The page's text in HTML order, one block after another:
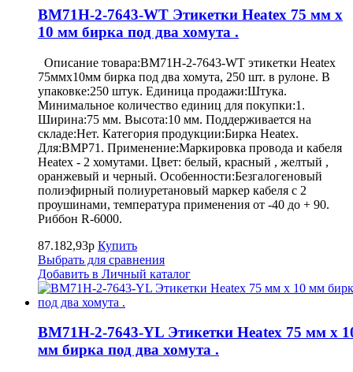
BM71H-2-7643-WT Этикетки Heatex 75 мм x
10 мм бирка под два хомута .
Описание товара:BM71H-2-7643-WT этикетки Heatex
75ммx10мм бирка под два хомута, 250 шт. в рулоне. В
упаковке:250 штук. Единица продажи:Штука.
Минимальное количество единиц для покупки:1.
Ширина:75 мм. Высота:10 мм. Поддерживается на
складе:Нет. Категория продукции:Бирка Heatex.
Для:BMP71. Применение:Маркировка провода и кабеля
Heatex - 2 хомутами. Цвет: белый, красный , желтый ,
оранжевый и черный. Особенности:Безгалогеновый
полиэфирный полиуретановый маркер кабеля с 2
проушинами, температура применения от -40 до + 90.
Риббон R-6000.
87.182,93р Купить
Выбрать для сравнения
Добавить в Личный каталог
BM71H-2-7643-YL Этикетки Heatex 75 мм x
мм бирка под два хомута .